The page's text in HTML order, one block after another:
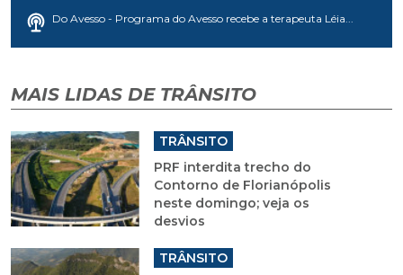
Do Avesso - Programa do Avesso recebe a terapeuta Léia...
MAIS LIDAS DE TRÂNSITO
TRÂNSITO
PRF interdita trecho do
Contorno de Florianópolis
neste domingo; veja os
desvios
TRÂNSITO